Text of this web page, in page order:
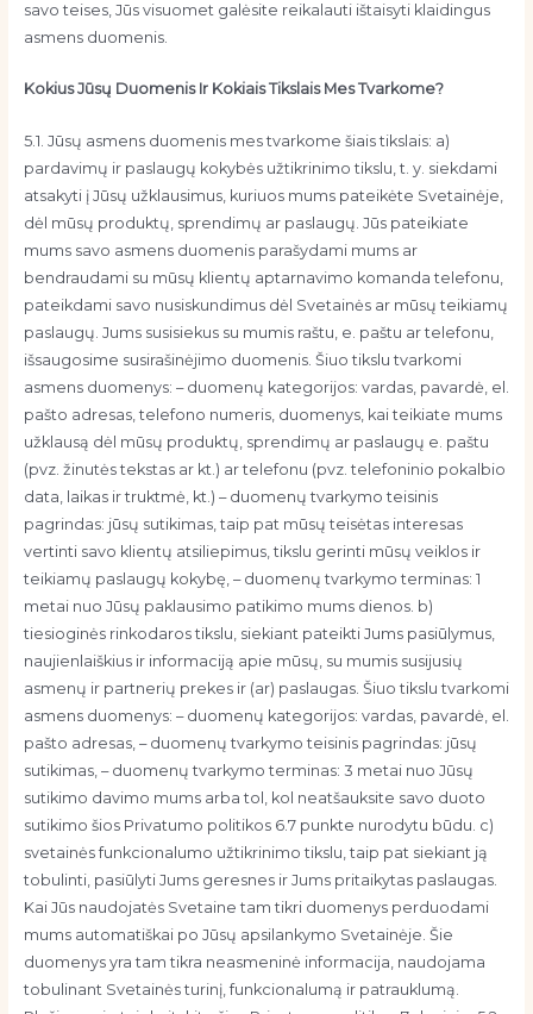
savo teises, Jūs visuomet galėsite reikalauti ištaisyti klaidingus
asmens duomenis.
Kokius Jūsų Duomenis Ir Kokiais Tikslais Mes Tvarkome?
5.1. Jūsų asmens duomenis mes tvarkome šiais tikslais: a)
pardavimų ir paslaugų kokybės užtikrinimo tikslu, t. y. siekdami
atsakyti į Jūsų užklausimus, kuriuos mums pateikėte Svetainėje,
dėl mūsų produktų, sprendimų ar paslaugų. Jūs pateikiate
mums savo asmens duomenis parašydami mums ar
bendraudami su mūsų klientų aptarnavimo komanda telefonu,
pateikdami savo nusiskundimus dėl Svetainės ar mūsų teikiamų
paslaugų. Jums susisiekus su mumis raštu, e. paštu ar telefonu,
išsaugosime susirašinėjimo duomenis. Šiuo tikslu tvarkomi
asmens duomenys: – duomenų kategorijos: vardas, pavardė, el.
pašto adresas, telefono numeris, duomenys, kai teikiate mums
užklausą dėl mūsų produktų, sprendimų ar paslaugų e. paštu
(pvz. žinutės tekstas ar kt.) ar telefonu (pvz. telefoninio pokalbio
data, laikas ir truktmė, kt.) – duomenų tvarkymo teisinis
pagrindas: jūsų sutikimas, taip pat mūsų teisėtas interesas
vertinti savo klientų atsiliepimus, tikslu gerinti mūsų veiklos ir
teikiamų paslaugų kokybę, – duomenų tvarkymo terminas: 1
metai nuo Jūsų paklausimo patikimo mums dienos. b)
tiesioginės rinkodaros tikslu, siekiant pateikti Jums pasiūlymus,
naujienlaiškius ir informaciją apie mūsų, su mumis susijusių
asmenų ir partnerių prekes ir (ar) paslaugas. Šiuo tikslu tvarkomi
asmens duomenys: – duomenų kategorijos: vardas, pavardė, el.
pašto adresas, – duomenų tvarkymo teisinis pagrindas: jūsų
sutikimas, – duomenų tvarkymo terminas: 3 metai nuo Jūsų
sutikimo davimo mums arba tol, kol neatšauksite savo duoto
sutikimo šios Privatumo politikos 6.7 punkte nurodytu būdu. c)
svetainės funkcionalumo užtikrinimo tikslu, taip pat siekiant ją
tobulinti, pasiūlyti Jums geresnes ir Jums pritaikytas paslaugas.
Kai Jūs naudojatės Svetaine tam tikri duomenys perduodami
mums automatiškai po Jūsų apsilankymo Svetainėje. Šie
duomenys yra tam tikra neasmeninė informacija, naudojama
tobulinant Svetainės turinį, funkcionalumą ir patrauklumą.